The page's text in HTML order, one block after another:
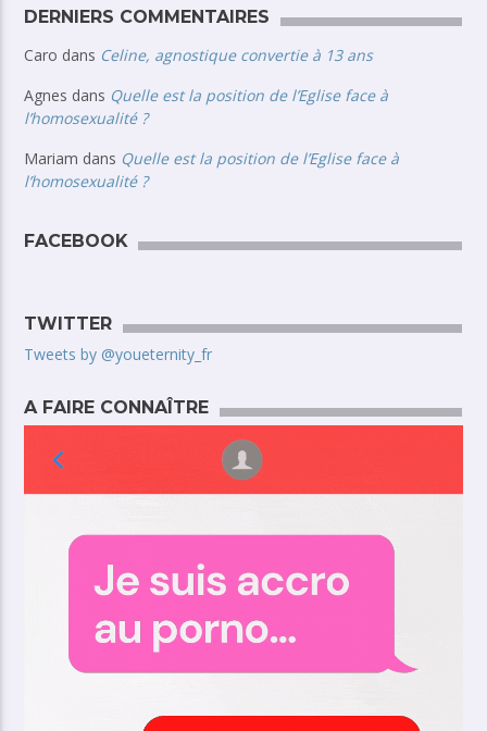
DERNIERS COMMENTAIRES
Caro dans Celine, agnostique convertie à 13 ans
Agnes dans Quelle est la position de l’Eglise face à
l’homosexualité ?
Mariam dans Quelle est la position de l’Eglise face à
l’homosexualité ?
FACEBOOK
TWITTER
Tweets by @youeternity_fr
A FAIRE CONNAÎTRE